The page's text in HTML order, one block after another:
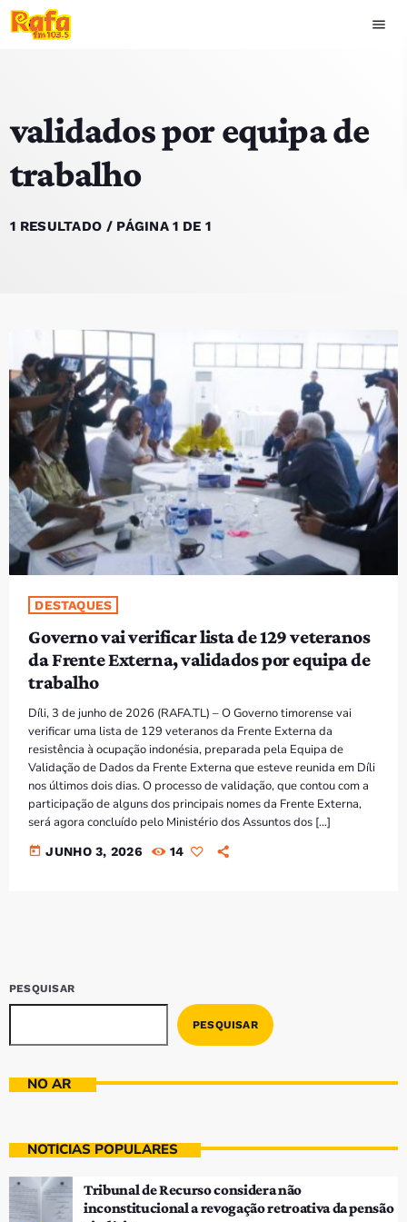
menu
play_arrow OUVIR RAFA
HOME
TOP 15
PODCASTS
PROGRAMAS
VIDEOS
EVENTOS
CONTACTOS
PORTUGUÊS
TÉTUM
PORTUGUÊS
PRÓXIMOS PROGRAMAS
Bom dia RAFA
7:00 AM - 10:00 AM
Bom dia RAFA
7:00 AM - 9:00 AM
validados por equipa de
trabalho
1 RESULTADO / PÁGINA 1 DE 1
DESTAQUES
Governo vai verificar lista de 129 veteranos
da Frente Externa, validados por equipa de
trabalho
Díli, 3 de junho de 2026 (RAFA.TL) – O Governo timorense vai
verificar uma lista de 129 veteranos da Frente Externa da
resistência à ocupação indonésia, preparada pela Equipa de
Validação de Dados da Frente Externa que esteve reunida em Díli
nos últimos dois dias. O processo de validação, que contou com a
participação de alguns dos principais nomes da Frente Externa,
será agora concluído pelo Ministério dos Assuntos dos […]
today JUNHO 3, 2026 14
PESQUISAR
PESQUISAR
NO AR
NOTÍCIAS POPULARES
Tribunal de Recurso considera não
inconstitucional a revogação retroativa da pensão